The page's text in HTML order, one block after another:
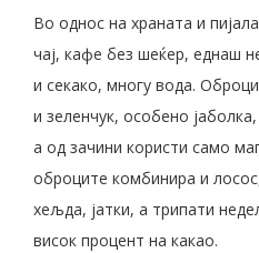
Во однос на храната и
чај, кафе без шеќер, еднаш
и секако, многу вода.
и зеленчук, особено
а од зачини користи само
оброците комбинира и
хељда, јатки, а трипати
висок процент на какао.